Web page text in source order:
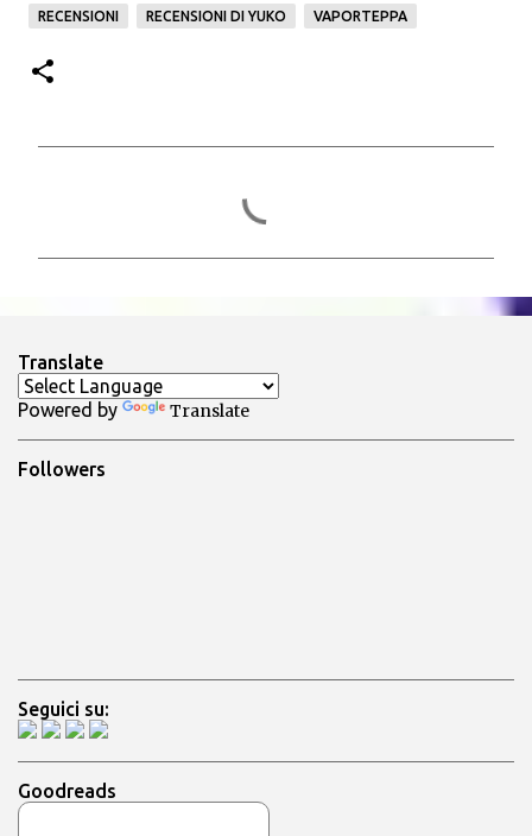
RECENSIONI RECENSIONI DI YUKO VAPORTEPPA
t
i
Translate
Powered by Translate
Followers
Seguici su:
Goodreads